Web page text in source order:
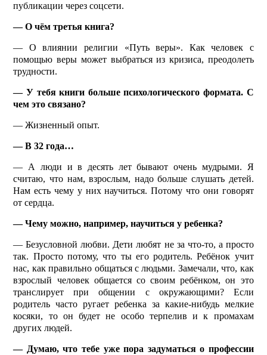
публикации через соцсети.
— О чём третья книга?
— О влиянии религии «Путь веры». Как человек с
помощью веры может выбраться из кризиса, преодолеть
трудности.
— У тебя книги больше психологического формата. С
чем это связано?
— Жизненный опыт.
— В 32 года…
— А люди и в десять лет бывают очень мудрыми. Я
считаю, что нам, взрослым, надо больше слушать детей.
Нам есть чему у них научиться. Потому что они говорят
от сердца.
— Чему можно, например, научиться у ребенка?
— Безусловной любви. Дети любят не за что-то, а просто
так. Просто потому, что ты его родитель. Ребёнок учит
нас, как правильно общаться с людьми. Замечали, что, как
взрослый человек общается со своим ребёнком, он это
транслирует при общении с окружающими? Если
родитель часто ругает ребенка за какие-нибудь мелкие
косяки, то он будет не особо терпелив и к промахам
других людей.
— Думаю, что тебе уже пора задуматься о профессии